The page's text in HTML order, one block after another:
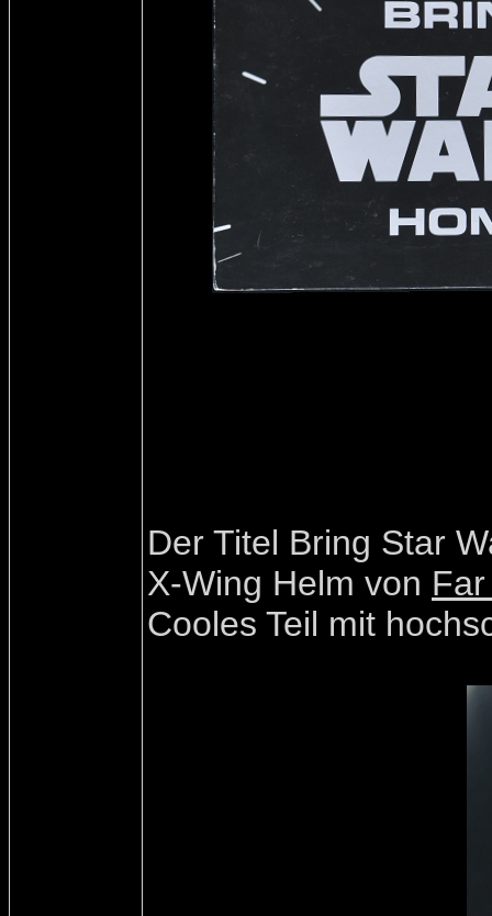
Der Titel Bring Star
X-Wing Helm von
Cooles Teil mit